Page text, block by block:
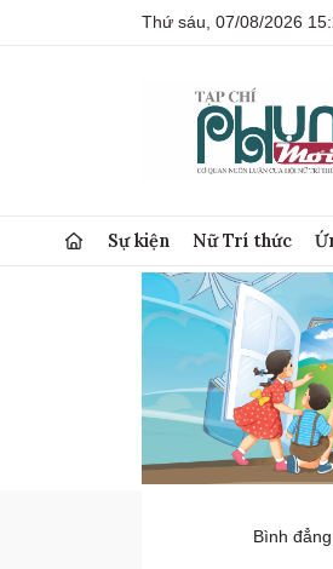
Thứ sáu, 07/08/2026
Sự kiện Nữ Trí thức
Bình